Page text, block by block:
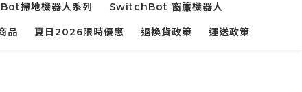
掃地機器人系列 SwitchBot 窗簾機器人
品 夏日2026限時優惠 退換貨政策 運送政策